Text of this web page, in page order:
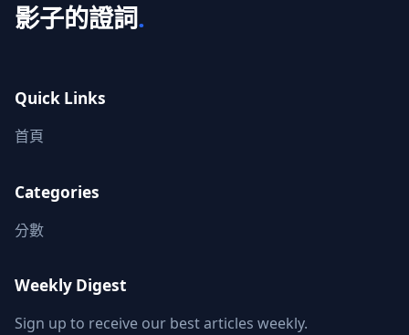
影子的證詞.
Quick Links
首頁
Categories
分數
Weekly Digest
Sign up to receive our best articles weekly.